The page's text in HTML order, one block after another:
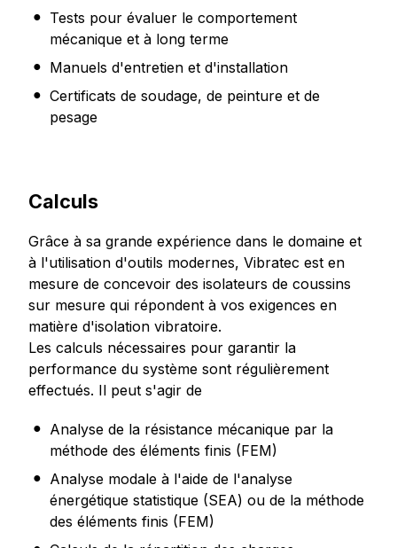
Tests pour évaluer le comportement
mécanique et à long terme
Manuels d'entretien et d'installation
Certificats de soudage, de peinture et de
pesage
Calculs
Grâce à sa grande expérience dans le domaine et
à l'utilisation d'outils modernes, Vibratec est en
mesure de concevoir des isolateurs de coussins
sur mesure qui répondent à vos exigences en
matière d'isolation vibratoire.
Les calculs nécessaires pour garantir la
performance du système sont régulièrement
effectués. Il peut s'agir de
Analyse de la résistance mécanique par la
méthode des éléments finis (FEM)
Analyse modale à l'aide de l'analyse
énergétique statistique (SEA) ou de la méthode
des éléments finis (FEM)